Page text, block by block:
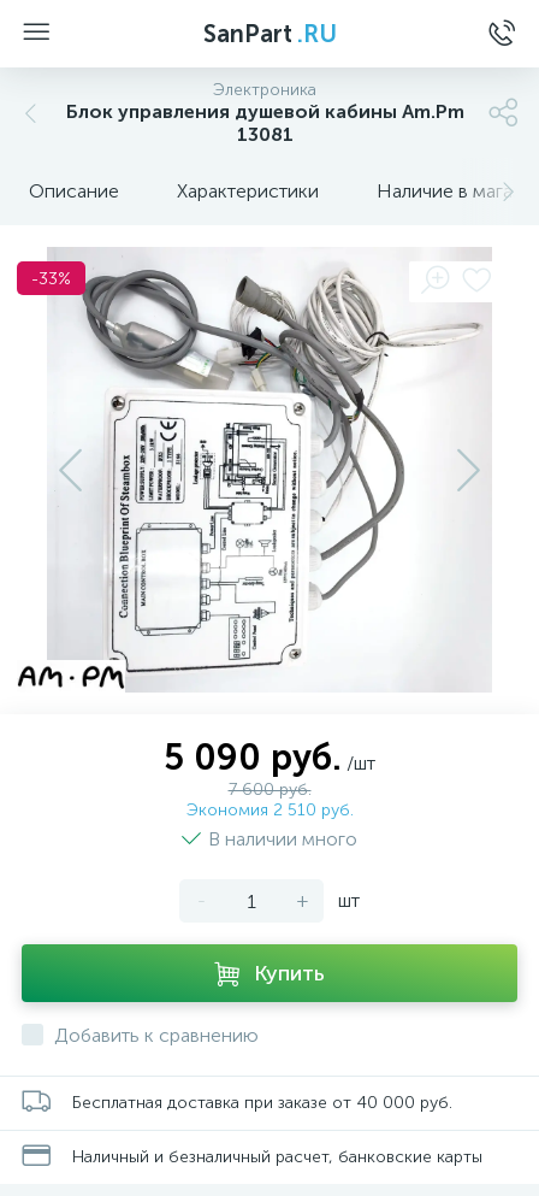
SanPart .RU
Электроника
Блок управления душевой кабины Am.Pm
13081
Описание Характеристики Наличие в
-33%
5 090 руб. /шт
7 600 руб.
Экономия 2 510 руб.
В наличии много
- + шт
Купить
Добавить к сравнению
Бесплатная доставка при заказе от 40 000 руб.
Наличный и безналичный расчет, банковские карты